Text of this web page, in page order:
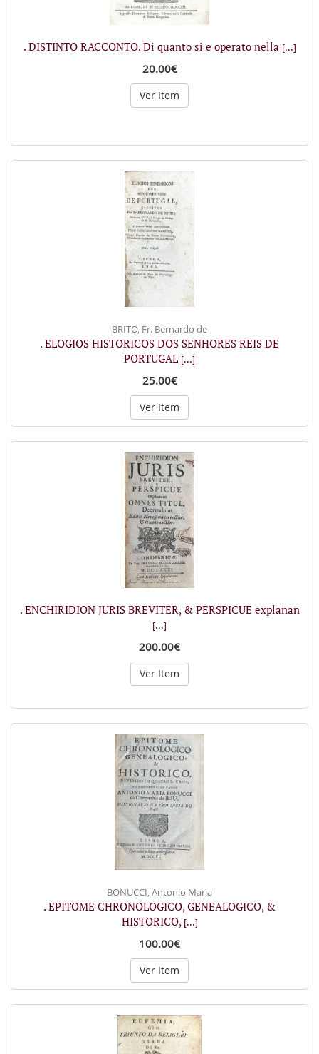
. DISTINTO RACCONTO. Di quanto si e operato nella [...]
20.00€
Ver Item
BRITO, Fr. Bernardo de
. ELOGIOS HISTORICOS DOS SENHORES REIS DE
PORTUGAL [...]
25.00€
Ver Item
. ENCHIRIDION JURIS BREVITER, & PERSPICUE explanan
[...]
200.00€
Ver Item
BONUCCI, Antonio Maria
. EPITOME CHRONOLOGICO, GENEALOGICO, &
HISTORICO, [...]
100.00€
Ver Item